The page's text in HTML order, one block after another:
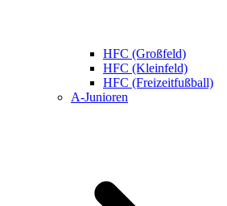
HFC (Großfeld)
HFC (Kleinfeld)
HFC (Freizeitfußball)
A-Junioren